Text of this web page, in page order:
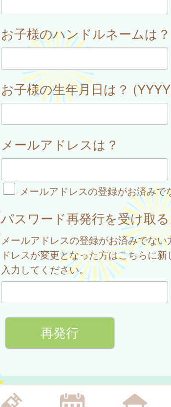
お子様のハンドルネームは？
お子様の生年月日は？
メールアドレスは？
メールアドレスの登録がお済み
パスワード再発行を受け取
メールアドレスの登録がお済みでな
ドレスが変更となった方はこちらに
入力してください。